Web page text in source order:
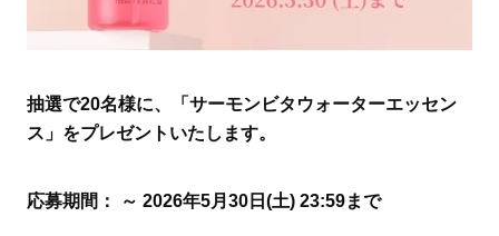
抽選で20名様に、「サーモンビタウォーターエッセン
ス」をプレゼントいたします。
応募期間： ～ 2026年5月30日(土) 23:59まで